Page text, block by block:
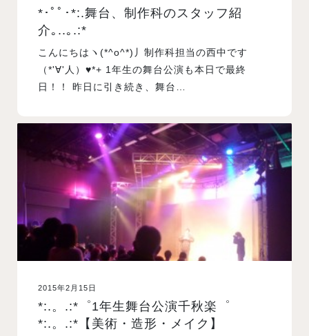
訪問者別メニュー
*･ﾟﾟ･*:.舞台、制作科のスタッフ紹
介｡..｡.:*
こんにちはヽ(*^o^*)丿制作科担当の西中です
（*'∀'人）♥*+ 1年生の舞台公演も本日で最終
日！！ 昨日に引き続き、舞台…
2015年2月15日
*:.。.:*゜1年生舞台公演千秋楽゜
*:.。.:*【美術・造形・メイク】